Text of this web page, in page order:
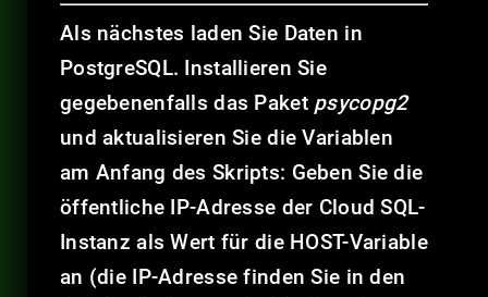
Als nächstes laden Sie Daten in
PostgreSQL. Installieren Sie
gegebenenfalls das Paket psycopg2
und aktualisieren Sie die Variablen
am Anfang des Skripts: Geben Sie die
öffentliche IP-Adresse der Cloud SQL-
Instanz als Wert für die HOST-Variable
an (die IP-Adresse finden Sie in den